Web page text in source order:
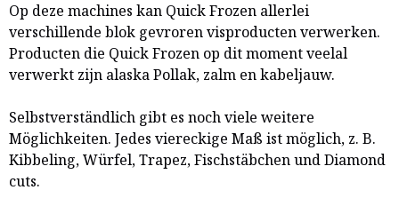
Op deze machines kan Quick Frozen allerlei
verschillende blok gevroren visproducten verwerken.
Producten die Quick Frozen op dit moment veelal
verwerkt zijn alaska Pollak, zalm en kabeljauw.
Selbstverständlich gibt es noch viele weitere
Möglichkeiten. Jedes viereckige Maß ist möglich, z. B.
Kibbeling, Würfel, Trapez, Fischstäbchen und Diamond
cuts.